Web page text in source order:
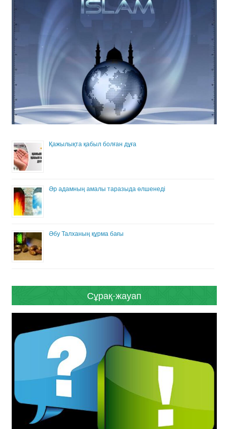
Қажылықта қабыл болған дұға
Әр адамның амалы таразыда өлшенеді
Әбу Талханың құрма бағы
Сұрақ-жауап